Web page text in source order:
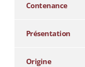
Contenance
Présentation
Origine